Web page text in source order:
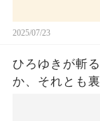
2025/07/23
ひろゆきが斬
か、それとも